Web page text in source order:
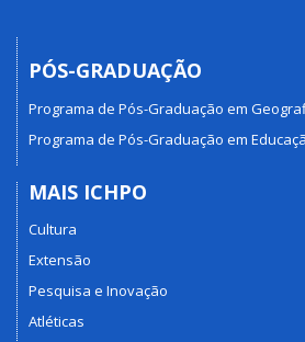
PÓS-GRADUAÇÃO
Programa de Pós-Graduação em
Programa de Pós-Graduação em
MAIS ICHPO
Cultura
Extensão
Pesquisa e Inovação
Atléticas